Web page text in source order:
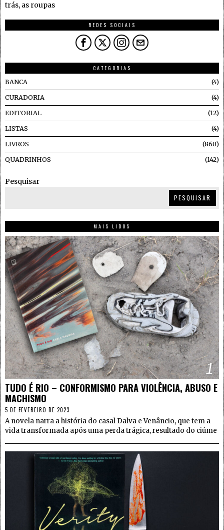
trás, as roupas
REDES SOCIAIS
CATEGORIAS
BANCA
4
CURADORIA 4
EDITORIAL 12
LISTAS 4
LIVROS 860
QUADRINHOS 142
Pesquisar
PESQUISAR
MAIS LIDOS
1
TUDO É RIO – CONFORMISMO PARA VIOLÊNCIA, ABUSO E
MACHISMO
5 DE FEVEREIRO DE 2023
A novela narra a história do casal Dalva e Venâncio, que tem a
vida transformada após uma perda trágica, resultado do ciúme